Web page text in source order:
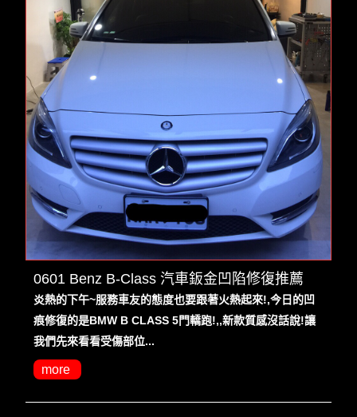
0601 Benz B-Class 汽車鈑金凹陷修復推薦
炎熱的下午~服務車友的態度也要跟著火熱起來!,今日的凹
痕修復的是BMW B CLASS 5門轎跑!,,新款質感沒話說!讓
我們先來看看受傷部位...
more